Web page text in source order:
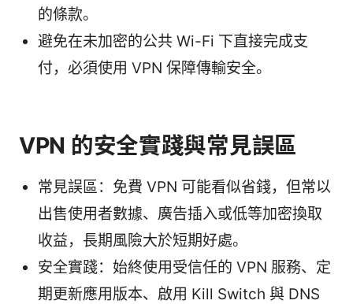
的條款。
避免在未加密的公共 Wi-Fi 下直接完成支
付，必須使用 VPN 保障傳輸安全。
VPN 的安全實踐與常見誤區
常見誤區：免費 VPN 可能看似省錢，但常以
出售使用者數據、廣告插入或低等加密換取
收益，長期風險大於短期好處。
安全實踐：始終使用受信任的 VPN 服務、定
期更新應用版本、啟用 Kill Switch 與 DNS